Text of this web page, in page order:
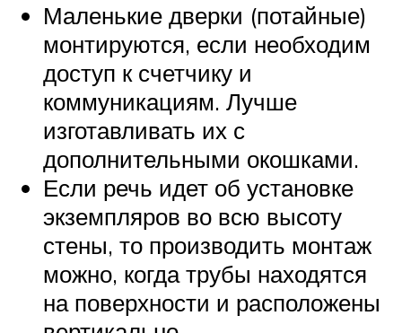
Маленькие дверки (потайные)
монтируются, если необходим
доступ к счетчику и
коммуникациям. Лучше
изготавливать их с
дополнительными окошками.
Если речь идет об установке
экземпляров во всю высоту
стены, то производить монтаж
можно, когда трубы находятся
на поверхности и расположены